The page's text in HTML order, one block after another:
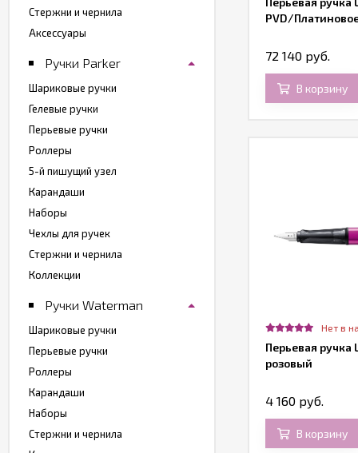
PVD/
72 140 руб.
В корзину
Нет в
Перьевая
розовый
4 160 руб.
В корзину
Стержни и чернила
Аксессуары
Ручки Parker
Шариковые ручки
Гелевые ручки
Перьевые ручки
Роллеры
5-й пишущий узел
Карандаши
Наборы
Чехлы для ручек
Стержни и чернила
Коллекции
Ручки Waterman
Шариковые ручки
Перьевые ручки
Роллеры
Карандаши
Наборы
Стержни и чернила